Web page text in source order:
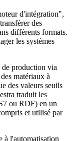
d'intégration",
des
différents formats.
les systèmes
de production via
matériaux à
des valeurs seuils
traduit les
ou RDF) en un
et utilisé par
à l'automatisation